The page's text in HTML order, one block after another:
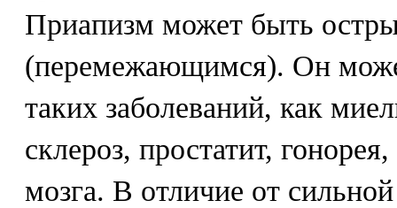
Приапизм может быть
(перемежающимся). Он
таких заболеваний, как
склероз, простатит,
мозга. В отличие от